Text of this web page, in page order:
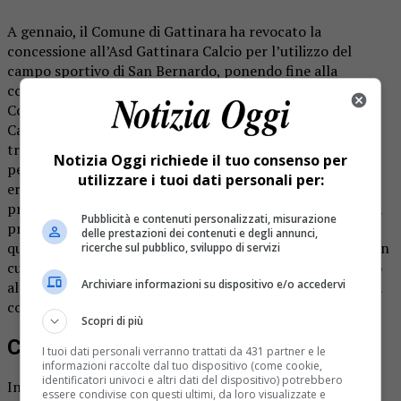
A gennaio, il Comune di Gattinara ha revocato la
concessione all’Asd Gattinara Calcio per l’utilizzo del
campo sportivo di San Bernardo, ponendo fine alla
convenzione firmata il 13 dicembre 2016, con cui il
Comune ha assegnato la gestione alla società Gattinara
Calcio, che si impegnava a rispettare una serie di obblighi,
tra cui varie operazioni e la manutenzione del complesso
per i successivi 15 anni. E’ stato realizzato un campo in
erba sintetica che, però «è carente delle certificazioni
previste – spiegano in municipio -, che non sono state mai
presentate, non può ritenersi correttamente realizzato e
quindi collaudabile. Inoltre abbiamo ricevuto una lettera in
cui la società ci ha comunicato che non avrebbe realizzato
altri interventi, dando avvio alla procedura di revoca della
concessione».
Competenza comunale
Inizialmente la revoca della concessione pareva essere
Notizia Oggi richiede il tuo consenso per
utilizzare i tuoi dati personali per:
Pubblicità e contenuti personalizzati, misurazione
delle prestazioni dei contenuti e degli annunci,
ricerche sul pubblico, sviluppo di servizi
Archiviare informazioni su dispositivo e/o accedervi
Scopri di più
I tuoi dati personali verranno trattati da 431 partner e le
informazioni raccolte dal tuo dispositivo (come cookie,
identificatori univoci e altri dati del dispositivo) potrebbero
essere condivise con questi ultimi, da loro visualizzate e